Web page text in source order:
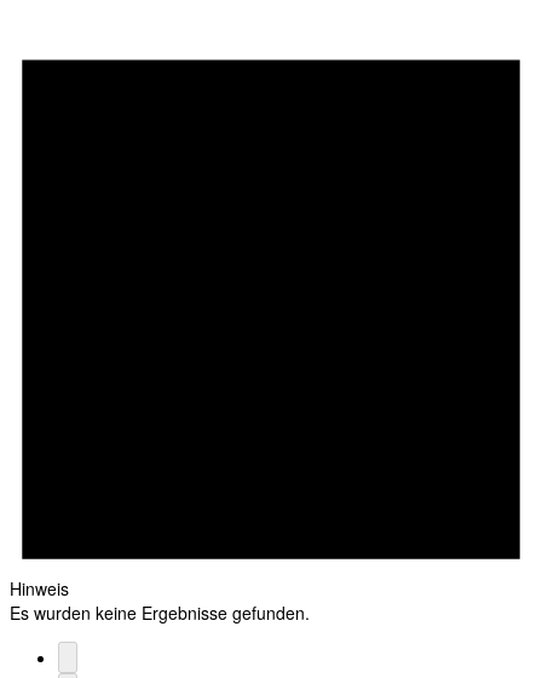
Hinweis
Es wurden keine Ergebnisse gefunden.